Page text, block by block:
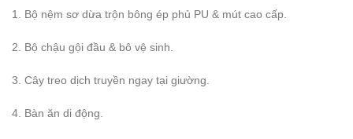
1. Bộ nệm sơ dừa trộn bông ép phủ PU & mút cao cấp.
2. Bộ chậu gội đầu & bô vệ sinh.
3. Cây treo dịch truyền ngay tại giường.
4. Bàn ăn di động.